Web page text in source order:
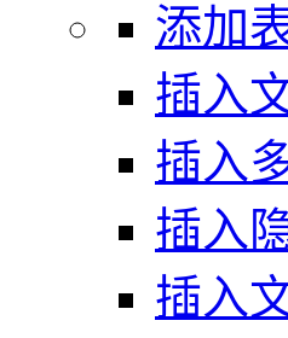
添加
插入
插入
插入
插入